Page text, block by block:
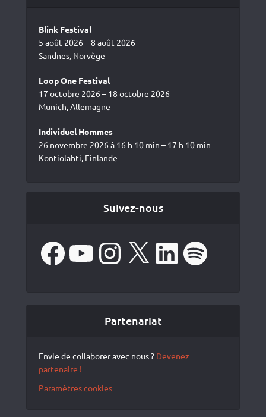
Blink Festival
5 août 2026 – 8 août 2026
Sandnes, Norvège
Loop One Festival
17 octobre 2026 – 18 octobre 2026
Munich, Allemagne
Individuel Hommes
26 novembre 2026 à 16 h 10 min – 17 h 10 min
Kontiolahti, Finlande
Suivez-nous
FacebookYouTube Instagram LinkedIn Spotify
Partenariat
Envie de collaborer avec nous ? Devenez
partenaire !
Paramètres cookies